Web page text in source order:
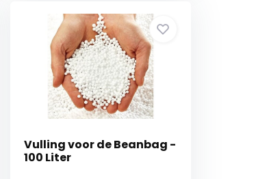
Vulling voor de Beanbag -
100 Liter